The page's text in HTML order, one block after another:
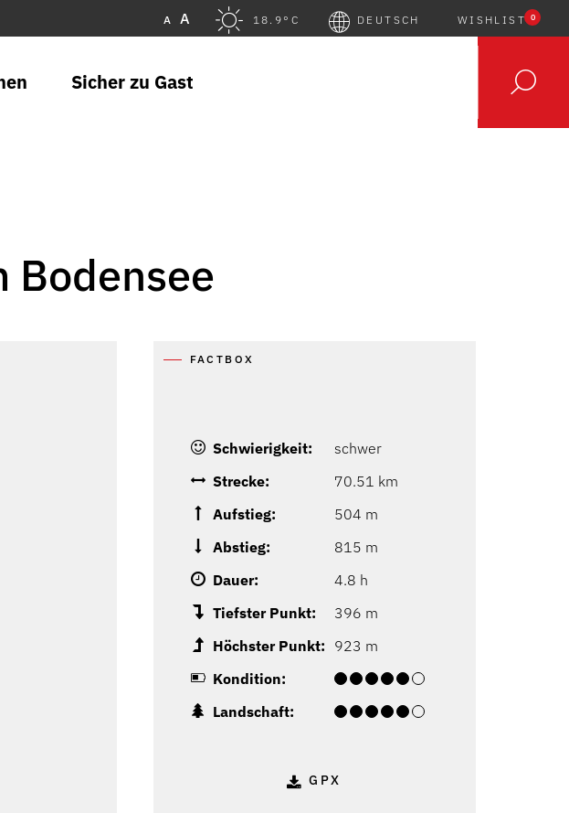
A A 18.9°C DEUTSCH WISHLIST 0
Sicher zu Gast
Bodensee
FACTBOX
Schwierigkeit:
schwer
Strecke:
70.51 km
Aufstieg:
504 m
Abstieg:
815 m
Dauer:
4.8 h
Tiefster Punkt:
396 m
Höchster Punkt: 923 m
Kondition:
Landschaft:
GPX